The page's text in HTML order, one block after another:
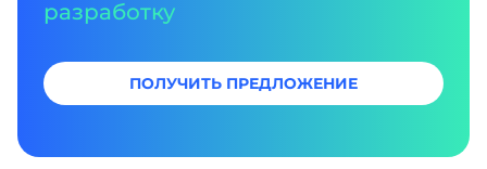
разработку
ПОЛУЧИТЬ ПРЕДЛОЖЕНИЕ